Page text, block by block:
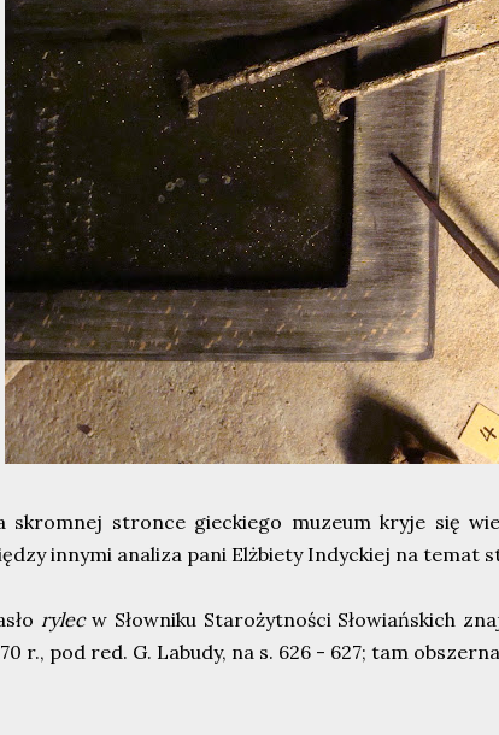
skromnej stronce gieckiego muzeum kryje się
innymi analiza pani Elżbiety Indyckiej na temat
rylecw Słowniku Starożytności Słowiańskich
r., pod red. G. Labudy, na s. 626 - 627; tam